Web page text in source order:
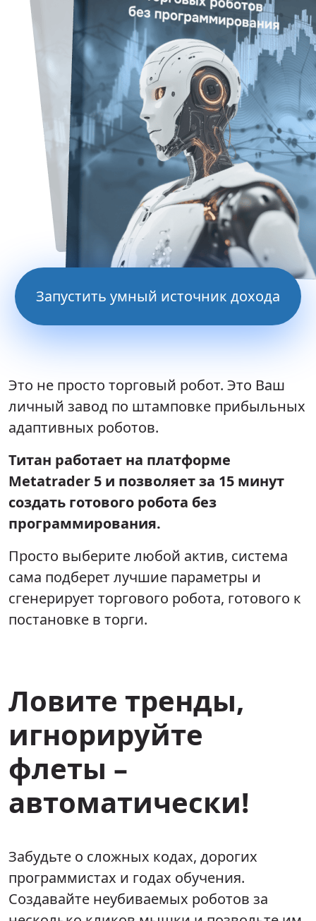
Это не просто торговый робот. Это Ваш
личный завод по штамповке прибыльных
адаптивных роботов.
Титан работает на платформе
Metatrader 5 и позволяет за 15 минут
создать готового робота без
программирования.
Просто выберите любой актив, система
сама подберет лучшие параметры и
сгенерирует торгового робота, готового к
постановке в торги.
Запустить умный источник дохода
Ловите тренды,
игнорируйте
флеты –
автоматически!
Забудьте о сложных кодах, дорогих
программистах и годах обучения.
Создавайте неубиваемых роботов за